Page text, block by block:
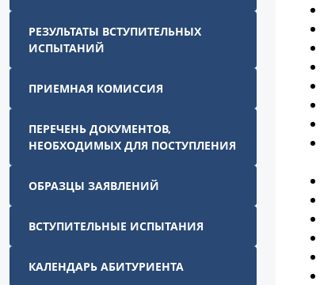
РЕЗУЛЬТАТЫ ВСТУПИТЕЛЬНЫХ
ИСПЫТАНИЙ
ПРИЕМНАЯ КОМИССИЯ
ПЕРЕЧЕНЬ ДОКУМЕНТОВ,
НЕОБХОДИМЫХ ДЛЯ ПОСТУПЛЕНИЯ
ОБРАЗЦЫ ЗАЯВЛЕНИЙ
ВСТУПИТЕЛЬНЫЕ ИСПЫТАНИЯ
КАЛЕНДАРЬ АБИТУРИЕНТА